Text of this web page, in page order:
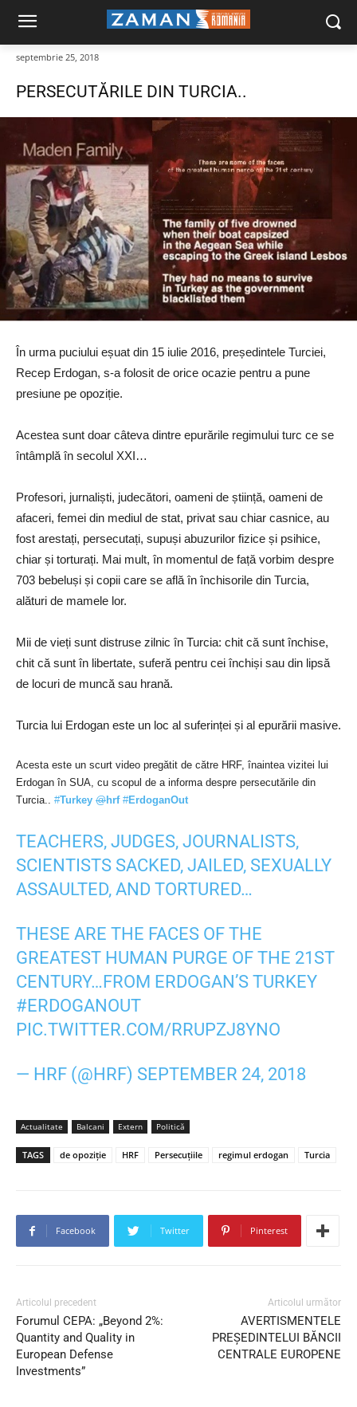
septembrie 25, 2018
PERSECUTĂRILE DIN TURCIA..
În urma puciului eșuat din 15 iulie 2016, președintele Turciei,
Recep Erdogan, s-a folosit de orice ocazie pentru a pune
presiune pe opoziție.
Acestea sunt doar câteva dintre epurările regimului turc ce se
întâmplă în secolul XXI…
Profesori, jurnaliști, judecători, oameni de știință, oameni de
afaceri, femei din mediul de stat, privat sau chiar casnice, au
fost arestați, persecutați, supuși abuzurilor fizice și psihice,
chiar și torturați. Mai mult, în momentul de față vorbim despre
703 bebeluși și copii care se află în închisorile din Turcia,
alături de mamele lor.
Mii de vieți sunt distruse zilnic în Turcia: chit că sunt închise,
chit că sunt în libertate, suferă pentru cei închiși sau din lipsă
de locuri de muncă sau hrană.
Turcia lui Erdogan este un loc al suferinței și al epurării masive.
Acesta este un scurt video pregătit de către HRF, înaintea vizitei lui
Erdogan în SUA, cu scopul de a informa despre persecutările din
Turcia.. #Turkey @hrf #ErdoganOut
TEACHERS, JUDGES, JOURNALISTS,
SCIENTISTS SACKED, JAILED, SEXUALLY
ASSAULTED, AND TORTURED…
THESE ARE THE FACES OF THE
GREATEST HUMAN PURGE OF THE 21ST
CENTURY…FROM ERDOGAN’S TURKEY
#ERDOGANOUT
PIC.TWITTER.COM/RRUPZJ8YNO
— HRF (@HRF) SEPTEMBER 24, 2018
Actualitate Balcani Extern Politică
TAGS de opoziție HRF Persecuţiile regimul erdogan Turcia
Facebook Twitter Pinterest
Articolul precedent
Forumul CEPA: „Beyond 2%:
Quantity and Quality in
European Defense
Investments”
Articolul următor
AVERTISMENTELE
PREȘEDINTELUI BĂNCII
CENTRALE EUROPENE